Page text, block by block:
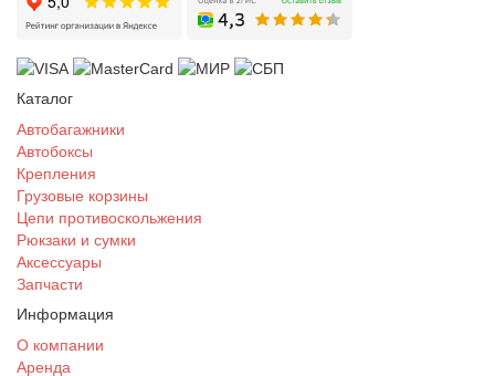
Каталог
Автобагажники
Автобоксы
Крепления
Грузовые корзины
Цепи противоскольжения
Рюкзаки и сумки
Аксессуары
Запчасти
Информация
О компании
Аренда